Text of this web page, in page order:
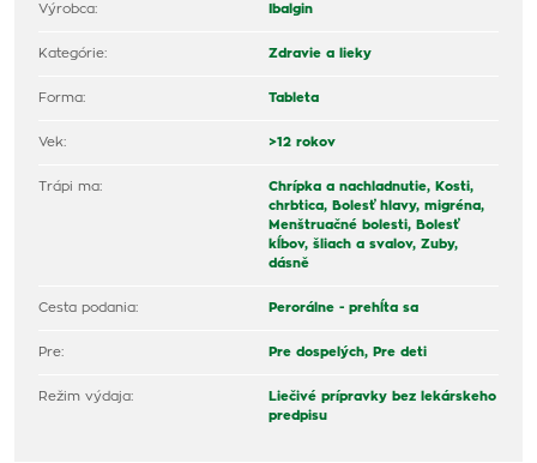
Výrobca: Ibalgin
Kategórie: Zdravie a lieky
Forma: Tableta
Vek: >12 rokov
Trápi ma: Chrípka a nachladnutie, Kosti,
chrbtica, Bolesť hlavy, migréna,
Menštruačné bolesti, Bolesť
kĺbov, šliach a svalov, Zuby,
dásně
Cesta podania: Perorálne - prehĺta sa
Pre: Pre dospelých, Pre deti
Režim výdaja:
Liečivé prípravky bez lekárskeho
predpisu